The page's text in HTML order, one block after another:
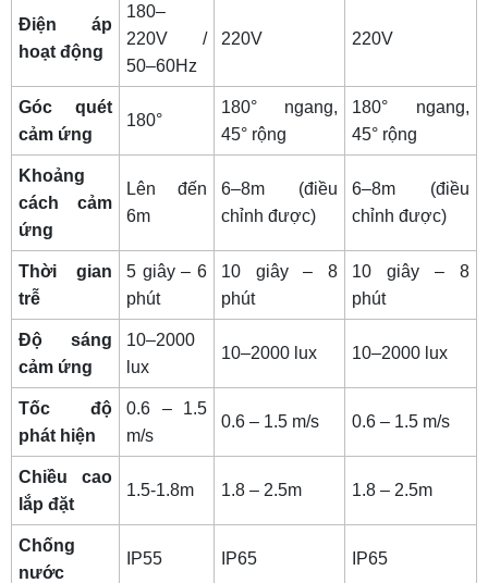
Điện áp
hoạt động
180–
220V /
50–60Hz
220V 220V
Góc quét
cảm ứng
180°
180° ngang,
45° rộng
180° ngang,
45° rộng
Khoảng
cách cảm
ứng
Lên đến
6m
6–8m (điều
chỉnh được)
6–8m (điều
chỉnh được)
Thời gian
trễ
5 giây – 6
phút
10 giây – 8
phút
10 giây – 8
phút
Độ sáng
cảm ứng
10–2000
lux
10–2000 lux 10–2000 lux
Tốc độ
phát hiện
0.6 – 1.5
m/s
0.6 – 1.5 m/s 0.6 – 1.5 m/s
Chiều cao
lắp đặt
1.5-1.8m 1.8 – 2.5m 1.8 – 2.5m
Chống
nước
IP55 IP65 IP65